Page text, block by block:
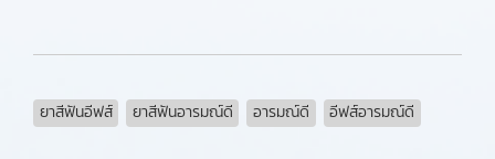
ยาสีฟันอีฟส์ ยาสีฟันอารมณ์ดี อารมณ์ดี อีฟส์อารมณ์ดี